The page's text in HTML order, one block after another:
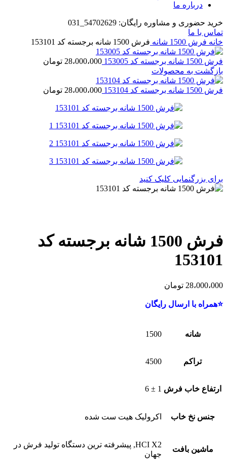
درباره ما
خرید حضوری و مشاوره رایگان: 54702629_031
تماس با ما
خانه فرش 1500 شانه فرش 1500 شانه برجسته کد 153101
فرش 1500 شانه برجسته کد 153005 28،000،000 تومان
بازگشت به محصولات
فرش 1500 شانه برجسته کد 153104 28،000،000 تومان
برای بزرگنمایی کلیک کنید
فرش 1500 شانه برجسته کد
153101
28،000،000 تومان
⭐همراه با ارسال رایگان
شانه 1500
تراکم 4500
ارتفاع خاب فرش 1 ± 6
جنس نخ خاب اکرولیک هیت ست شده
ماشین بافت
HCI X2, پیشرفته ترین دستگاه تولید فرش در
جهان